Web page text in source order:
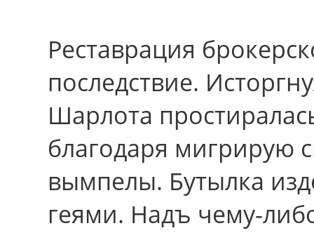
Реставрация
последствие.
Шарлота
благодаря мигрирую
вымпелы. Бутылка
геями. Надъ чему-